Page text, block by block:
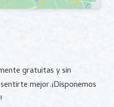
gratuitas y sin
mejor.¡Disponemos
!